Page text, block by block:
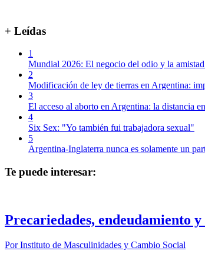
+ Leídas
1
Mundial 2026: El negocio del odio y la
2
Modificación de ley de tierras en Argentina:
3
El acceso al aborto en Argentina: la distancia
4
Six Sex: "Yo también fui trabajadora sexual"
5
Argentina-Inglaterra nunca es solamente un
Te puede interesar:
Precariedades, endeudamiento
PorInstituto de Masculinidades y Cambio Social